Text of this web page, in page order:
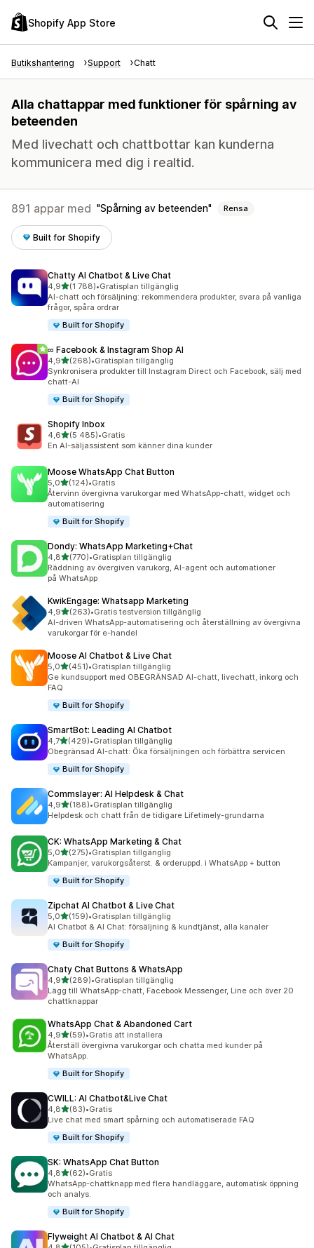
Shopify App Store
Butikshantering Support Chatt
Alla chattappar med funktioner för spårning av
beteenden
Med livechatt och chattbottar kan kunderna
kommunicera med dig i realtid.
891 appar med Spårning av beteenden Rensa
Built for Shopify
Chatty AI Chatbot & Live Chat
4,9av 5 stjärnor
(1 788)
1788 recensioner totalt
•Gratisplan tillgänglig
AI-chatt och försäljning: rekommendera produkter, svara på vanliga
frågor, spåra ordrar
Built for Shopify
∞ Facebook & Instagram Shop AI
4,9av 5 stjärnor
(268)
268 recensioner totalt
•Gratisplan tillgänglig
Synkronisera produkter till Instagram Direct och Facebook, sälj med
chatt-AI
Built for Shopify
Shopify Inbox
4,6av 5 stjärnor
(5 485)
5485 recensioner totalt
•Gratis
En AI-säljassistent som känner dina kunder
Moose WhatsApp Chat Button
5,0av 5 stjärnor
(124)
124 recensioner totalt
•Gratis
Återvinn övergivna varukorgar med WhatsApp-chatt, widget och
automatisering
Built for Shopify
Dondy: WhatsApp Marketing+Chat
4,8av 5 stjärnor
(770)
770 recensioner totalt
•Gratisplan tillgänglig
Räddning av övergiven varukorg, AI-agent och automationer
på WhatsApp
KwikEngage: Whatsapp Marketing
4,9av 5 stjärnor
(263)
263 recensioner totalt
•Gratis testversion tillgänglig
AI-driven WhatsApp-automatisering och återställning av övergivna
varukorgar för e-handel
Moose AI Chatbot & Live Chat
5,0av 5 stjärnor
(451)
451 recensioner totalt
•Gratisplan tillgänglig
Ge kundsupport med OBEGRÄNSAD AI-chatt, livechatt, inkorg och
FAQ
Built for Shopify
SmartBot: Leading AI Chatbot
4,7av 5 stjärnor
(429)
429 recensioner totalt
•Gratisplan tillgänglig
Obegränsad AI-chatt: Öka försäljningen och förbättra servicen
Built for Shopify
Commslayer: AI Helpdesk & Chat
4,9av 5 stjärnor
(188)
188 recensioner totalt
•Gratisplan tillgänglig
Helpdesk och chatt från de tidigare Lifetimely-grundarna
CK: WhatsApp Marketing & Chat
5,0av 5 stjärnor
(275)
275 recensioner totalt
•Gratisplan tillgänglig
Kampanjer, varukorgsåterst. & orderuppd. i WhatsApp + button
Built for Shopify
Zipchat AI Chatbot & Live Chat
5,0av 5 stjärnor
(159)
159 recensioner totalt
•Gratisplan tillgänglig
AI Chatbot & AI Chat: försäljning & kundtjänst, alla kanaler
Built for Shopify
Chaty Chat Buttons & WhatsApp
4,9av 5 stjärnor
(289)
289 recensioner totalt
•Gratisplan tillgänglig
Lägg till WhatsApp-chatt, Facebook Messenger, Line och över 20
chattknappar
WhatsApp Chat & Abandoned Cart
4,9av 5 stjärnor
(59)
59 recensioner totalt
•Gratis att installera
Återställ övergivna varukorgar och chatta med kunder på
WhatsApp.
Built for Shopify
CWILL: AI Chatbot&Live Chat
4,8av 5 stjärnor
(83)
83 recensioner totalt
•Gratis
Live chat med smart spårning och automatiserade FAQ
Built for Shopify
SK: WhatsApp Chat Button
4,8av 5 stjärnor
(62)
62 recensioner totalt
•Gratis
WhatsApp-chattknapp med flera handläggare, automatisk öppning
och analys.
Built for Shopify
Flyweight AI Chatbot & AI Chat